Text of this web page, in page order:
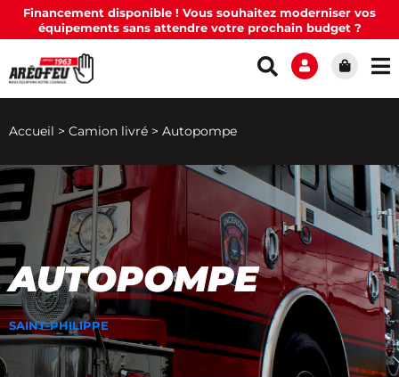
Financement disponible ! Vous souhaitez moderniser vos
équipements sans attendre votre prochain budget ?
Accueil > Camion livré > Autopompe
AUTOPOMPE
SAINT-PHILIPPE